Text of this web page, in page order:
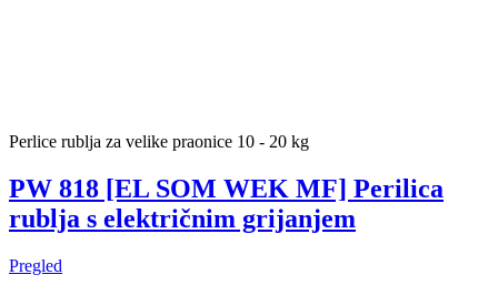
Perlice rublja za velike praonice 10 - 20 kg
PW 818 [EL SOM WEK MF] Perilica
rublja s električnim grijanjem
Pregled